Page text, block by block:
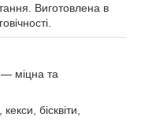
Виготовлена в
— міцна та
бісквіти,